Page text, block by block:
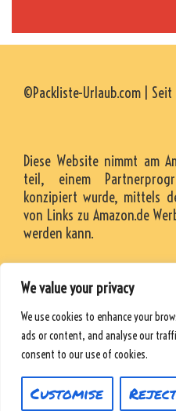
We value your privacy
We use cookies to enhance your
ads or content, and analyse our
consent to our use of cookies.
Customise
©Packliste-Urlaub.com | Seit
Diese Website nimmt am
teil, einem
konzipiert wurde, mittels
von Links zu Amazon.de
werden kann.
RESSOURCEN
DATENSCHUTZRICHTLINIE